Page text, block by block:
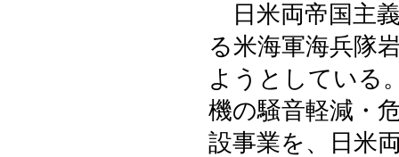
日米両帝国主
る米海軍海兵隊
ようとしている
機の騒音軽減・
設事業を、日米